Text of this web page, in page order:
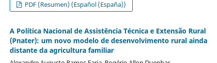
PDF (Resumen) (Español (España))
A Política Nacional de Assistência Técnica e Extensão Rural
(Pnater): um novo modelo de desenvolvimento rural ainda
distante da agricultura familiar